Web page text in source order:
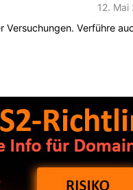
12. Mai
Versuchungen. Verführe